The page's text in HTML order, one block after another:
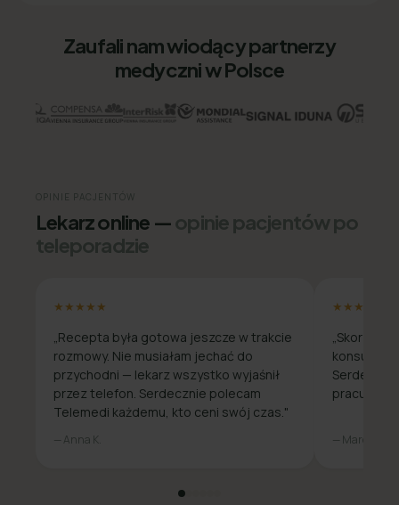
Zaufali nam wiodący partnerzy
medyczni w Polsce
OPINIE PACJENTÓW
Lekarz online —opinie pacjentów po
teleporadzie
★★★★★
„Recepta była gotowa jeszcze w trakcie
rozmowy. Nie musiałam jechać do
przychodni — lekarz wszystko wyjaśnił
przez telefon. Serdecznie polecam
Telemedi każdemu, kto ceni swój czas."
— Anna K.
★★★★★
pracuje
— Marcin W.